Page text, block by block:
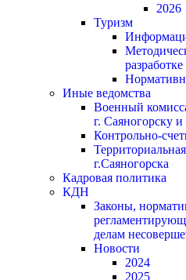
2026
Туризм
Иные ведомства
Военный
г. Саяногорску
Контрольно-
г.Саяногорска
Кадровая политика
КДН
Законы,
делам
Новости
2024
2025